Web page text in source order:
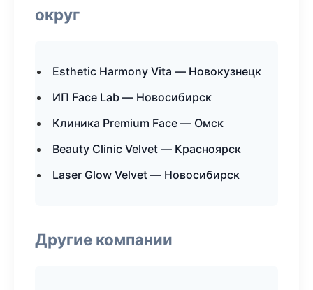
округ
Esthetic Harmony Vita — Новокузнецк
ИП Face Lab — Новосибирск
Клиника Premium Face — Омск
Beauty Clinic Velvet — Красноярск
Laser Glow Velvet — Новосибирск
Другие компании